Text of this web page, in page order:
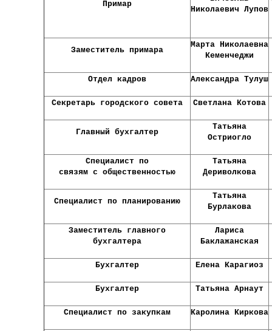
Примар
Николаевич Лупов
Заместитель примара
Марта Николаевна
Кеменчеджи
Отдел кадров Александра Тулуш
Секретарь городского совета Светлана Котова
Главный бухгалтер
Татьяна
Остриогло
Специалист по
связям с общественностью
Татьяна
Дериволкова
Специалист по планированию
Татьяна
Бурлакова
Заместитель главного
бухгалтера
Лариса
Баклажанская
Бухгалтер Елена Карагиоз
Бухгалтер Татьяна Арнаут
Специалист по закупкам Каролина Киркова